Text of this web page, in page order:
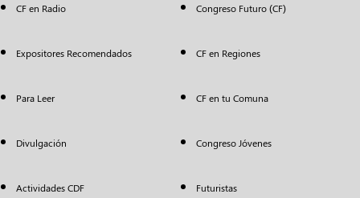
CF en Radio
Expositores Recomendados
Para Leer
Divulgación
Actividades CDF
Congreso Futuro (CF)
CF en Regiones
CF en tu Comuna
Congreso Jóvenes
Futuristas